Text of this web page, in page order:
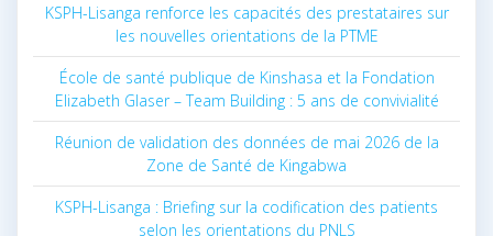
KSPH-Lisanga renforce les capacités des prestataires sur
les nouvelles orientations de la PTME
École de santé publique de Kinshasa et la Fondation
Elizabeth Glaser – Team Building : 5 ans de convivialité
Réunion de validation des données de mai 2026 de la
Zone de Santé de Kingabwa
KSPH-Lisanga : Briefing sur la codification des patients
selon les orientations du PNLS